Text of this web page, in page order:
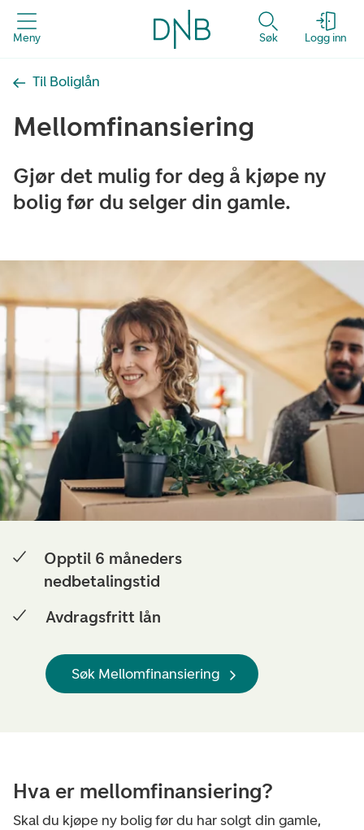
Meny Søk Logg inn
Til Boliglån
Mellom­finansiering
Gjør det mulig for deg å kjøpe ny
bolig før du selger din gamle.
Opptil 6 måneders
nedbetalingstid
Avdragsfritt lån
Søk Mellomfinansiering
Hva er mellomfinansiering?
Skal du kjøpe ny bolig før du har solgt din gamle,